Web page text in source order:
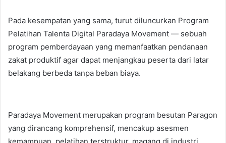
Pada kesempatan yang sama, turut diluncurkan Program
Pelatihan Talenta Digital Paradaya Movement — sebuah
program pemberdayaan yang memanfaatkan pendanaan
zakat produktif agar dapat menjangkau peserta dari latar
belakang berbeda tanpa beban biaya.
Paradaya Movement merupakan program besutan Paragon
yang dirancang komprehensif, mencakup asesmen
kemampuan, pelatihan terstruktur, magang di industri,